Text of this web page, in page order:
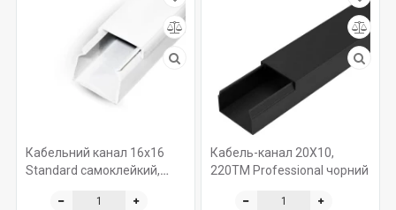
Кабельний канал 16х16
Standard самоклейкий,
Кабель-канал 20X10,
220ТМ Professional чорний